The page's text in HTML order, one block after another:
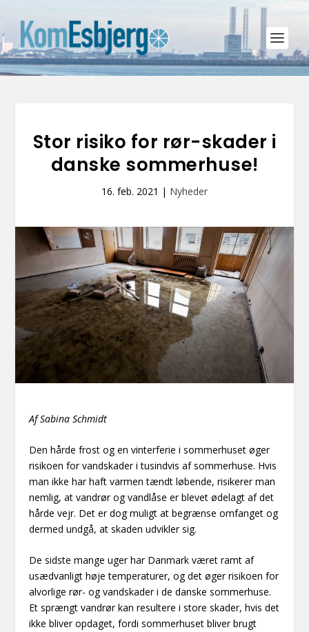
Stor risiko for rør-skader i
danske sommerhuse!
16. feb. 2021 | Nyheder
Af Sabina Schmidt
Den hårde frost og en vinterferie i sommerhuset øger
risikoen for vandskader i tusindvis af sommerhuse. Hvis
man ikke har haft varmen tændt løbende, risikerer man
nemlig, at vandrør og vandlåse er blevet ødelagt af det
hårde vejr. Det er dog muligt at begrænse omfanget og
dermed undgå, at skaden udvikler sig.
De sidste mange uger har Danmark været ramt af
usædvanligt høje temperaturer, og det øger risikoen for
alvorlige rør- og vandskader i de danske sommerhuse.
Et sprængt vandrør kan resultere i store skader, hvis det
ikke bliver opdaget, fordi sommerhuset bliver brugt